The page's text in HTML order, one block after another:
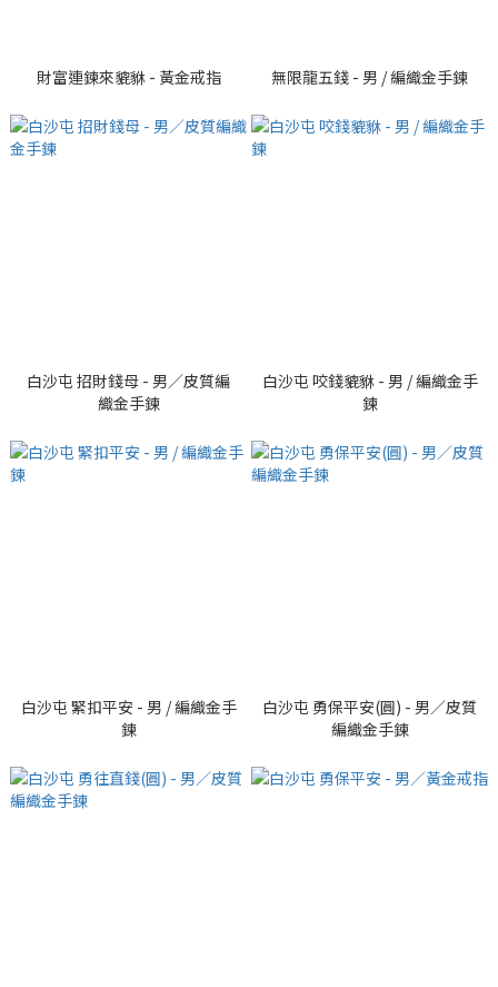
財富連鍊來貔貅 - 黃金戒指 無限龍五錢 - 男 / 編織金手鍊
白沙屯 招財錢母 - 男／皮質編
織金手鍊
白沙屯 咬錢貔貅 - 男 / 編織金手
鍊
白沙屯 緊扣平安 - 男 / 編織金手
鍊
白沙屯 勇保平安(圓) - 男／皮質
編織金手鍊